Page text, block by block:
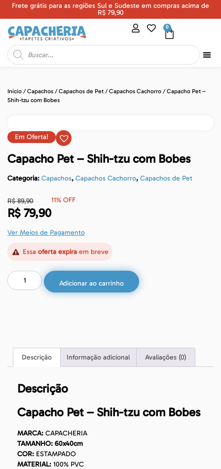
Frete grátis para as regiões Sul e Sudeste em compras acima de
R$ 79,90
0
Início /Capachos /Capachos de Pet /Capachos Cachorro / Capacho Pet –
Shih-tzu com Bobes
Em Oferta!
Capacho Pet – Shih-tzu com Bobes
Categoria: Capachos, Capachos Cachorro, Capachos de Pet
R$89,90
R$ 79,90
11% OFF
Ver Meios de Pagamento
Essa oferta expiraem breve
Adicionar ao carrinho
Descrição Informação adicional Avaliações (0)
Descrição
Capacho Pet – Shih-tzu com Bobes
MARCA: CAPACHERIA
TAMANHO: 60x40cm
COR: ESTAMPADO
MATERIAL: 100% PVC